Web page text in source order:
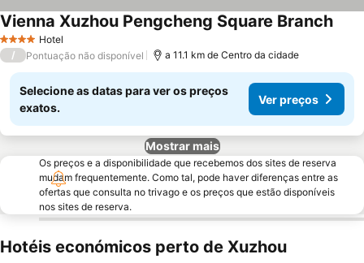
4 EstrelasHotel
Vienna Xuzhou Pengcheng Square Branch
/ Pontuação não disponível a 11.1 km de Centro da cidade
Selecione as datas para ver os preços
exatos.
Ver preços
Mostrar mais
Os preços e a disponibilidade que recebemos dos sites de reserva
mudam frequentemente. Como tal, pode haver diferenças entre as
ofertas que consulta no trivago e os preços que estão disponíveis
nos sites de reserva.
Hotéis económicos perto de Xuzhou